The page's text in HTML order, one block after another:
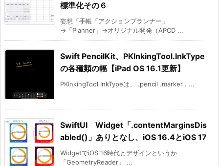
標準化その６
妄想「手帳「アクションプランナー」
→「Planner」→オリジナル開発（APCD ...
Swift PencilKit、PKInkingTool.InkType
の各種類の幅【iPad OS 16.1更新】
PKInkingTool.InkTypeは、 .pencil .marker . ...
SwiftUI Widget「.contentMarginsDis
abled()」ありとなし、iOS 16.4とiOS 17
WidgetでiOS 16時代とデザインというか
「GeometryReader」 ...